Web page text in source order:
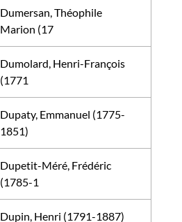
Dumersan, Théophile
Marion (17
Dumolard, Henri-François
(1771
Dupaty, Emmanuel (1775-
1851)
Dupetit-Méré, Frédéric
(1785-1
Dupin, Henri (1791-1887)